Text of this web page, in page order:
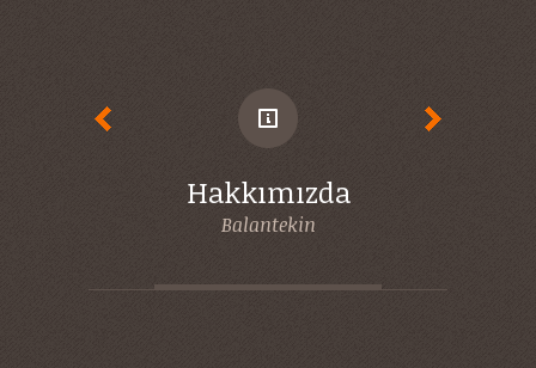
Hakkımızda
Balantekin